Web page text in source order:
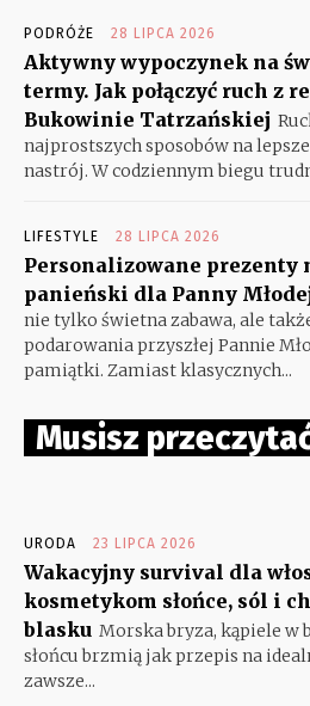
PODRÓŻE 28 LIPCA 2026
Aktywny wypoczynek na
termy. Jak połączyć ruch z
Bukowinie Tatrzańskiej
najprostszych sposobów na
nastrój. W codziennym biegu
LIFESTYLE 28 LIPCA 2026
Personalizowane prezenty
panieński dla Panny
nie tylko świetna zabawa, ale
podarowania przyszłej Pannie
pamiątki. Zamiast klasycznych...
Musisz
URODA 23 LIPCA 2026
Wakacyjny survival dla
kosmetykom słońce, sól i
blasku Morska bryza, kąpiele w
słońcu brzmią jak przepis na
zawsze...